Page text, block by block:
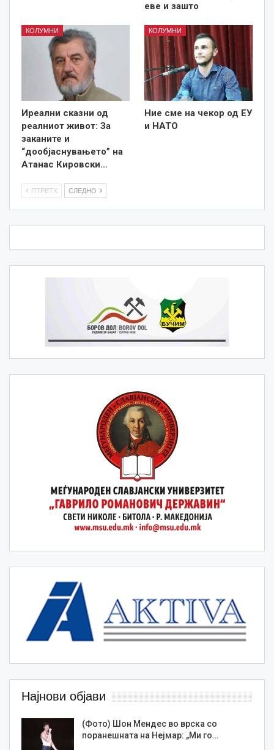
еве и зашто
КОЛУМНИ
Иреални сказни од
реалниот живот: За
заканите и
“дообјаснувањето” на
Атанас Кировски…
КОЛУМНИ
Ние сме на чекор од ЕУ
и НАТО
ПТРЕТХ СЛЕДНО
Најнови објави
(Фото) Шон Мендес во врска со
поранешната на Нејмар: „Ми го…